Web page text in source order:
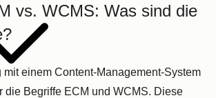
vs. WCMS: Was sind die
mit einem Content-Management-System
die Begriffe ECM und WCMS. Diese